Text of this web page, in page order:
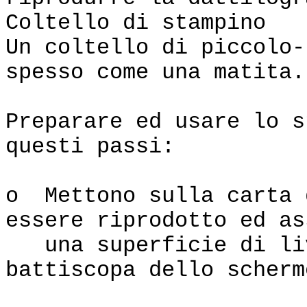
Coltello di stampino
Un coltello di piccolo-
spesso come una matita.
Preparare ed usare lo
questi passi:
o Mettono sulla carta
essere riprodotto ed
una superficie di
battiscopa dello